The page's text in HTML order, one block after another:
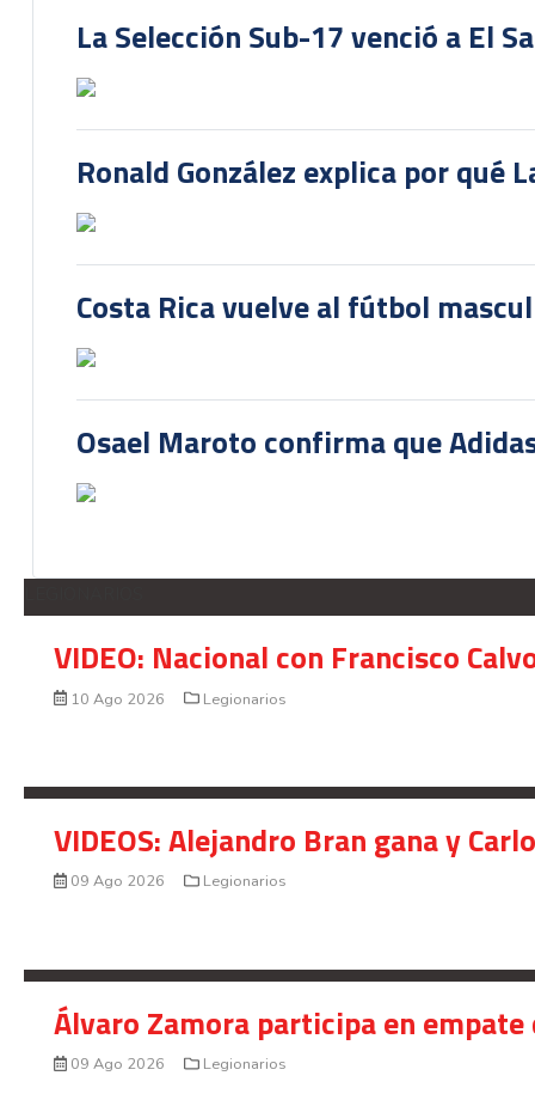
La Selección Sub-17 venció a El
Ronald González explica por qué
Costa Rica vuelve al fútbol
Osael Maroto confirma que
VIDEO: Nacional con Francisco
10 Ago 2026 Legionarios
VIDEOS: Alejandro Bran gana y
09 Ago 2026 Legionarios
Álvaro Zamora participa en
09 Ago 2026 Legionarios